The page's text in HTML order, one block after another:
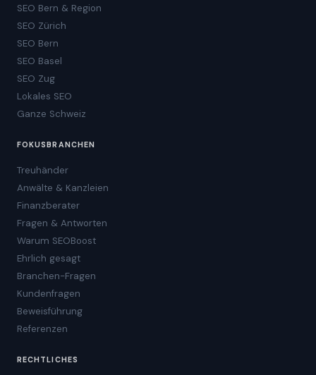
SEO Bern & Region
SEO Zürich
SEO Bern
SEO Basel
SEO Zug
Lokales SEO
Ganze Schweiz
FOKUSBRANCHEN
Treuhänder
Anwälte & Kanzleien
Finanzberater
Fragen & Antworten
Warum SEOBoost
Ehrlich gesagt
Branchen-Fragen
Kundenfragen
Beweisführung
Referenzen
RECHTLICHES